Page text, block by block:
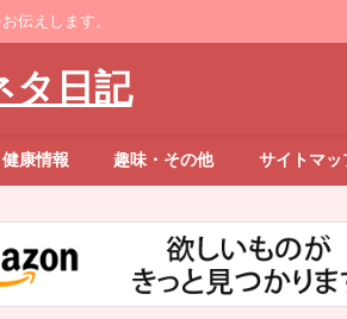
伝えします。
タ日記
健康情報 趣味・その他 サイトマッ